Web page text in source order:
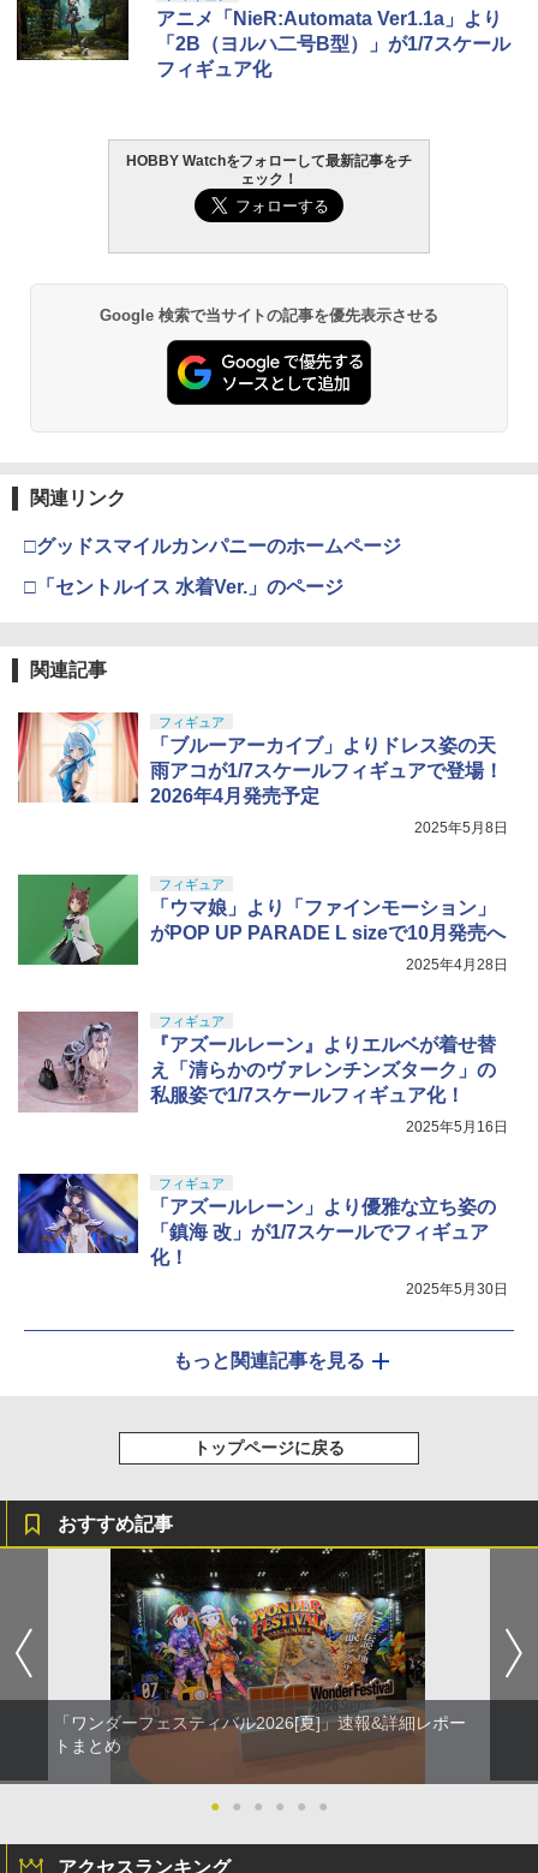
アニメ「NieR:Automata Ver1.1a」より
「2B（ヨルハ二号B型）」が1/7スケール
フィギュア化
HOBBY Watchをフォローして最新記事をチ
ェック！
Google 検索で当サイトの記事を優先表示させる
関連リンク
□グッドスマイルカンパニーのホームページ
□「セントルイス 水着Ver.」のページ
関連記事
フィギュア
「ブルーアーカイブ」よりドレス姿の天
雨アコが1/7スケールフィギュアで登場！
2026年4月発売予定
2025年5月8日
フィギュア
「ウマ娘」より「ファインモーション」
がPOP UP PARADE L sizeで10月発売へ
2025年4月28日
フィギュア
『アズールレーン』よりエルベが着せ替
え「清らかのヴァレンチンズターク」の
私服姿で1/7スケールフィギュア化！
2025年5月16日
フィギュア
「アズールレーン」より優雅な立ち姿の
「鎮海 改」が1/7スケールでフィギュア
化！
2025年5月30日
もっと関連記事を見る
トップページに戻る
おすすめ記事
「ワンダーフェスティバル2026[夏]」速報&詳細レポー
トまとめ
● ● ● ● ● ●
アクセスランキング